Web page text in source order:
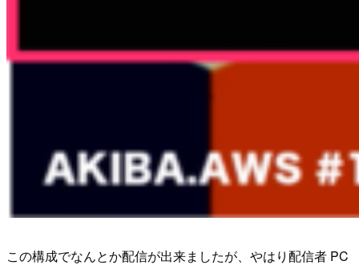
この構成でなんとか配信が出来ましたが、やはり配信者 PC